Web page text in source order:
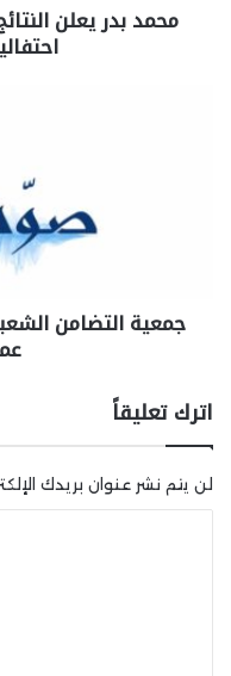
محمد بدر يعلن
جمعية التضامن
اترك تعليقاً
لن يتم نشر عنوان بريدك